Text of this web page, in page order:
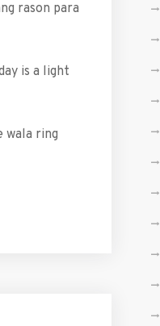
rason para
is a light
wala ring